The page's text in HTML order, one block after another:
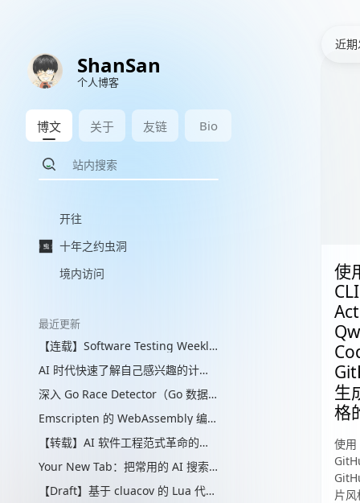
ShanSan
个人博客
博文 关于 友链 Bio
开往
十年之约虫洞
境内访问
最近更新
【连载】Software Testing Weekly 图文解读 with VLM
AI 时代快速了解自己感兴趣的计算机辅助的“制作工艺”管线
深入 Go Race Detector（Go 数据竞争检测器）：从编译器插桩到 ThreadSanitizer 运行时
Emscripten 的 WebAssembly 编译实现解析
【转载】AI 软件工程范式革命的思考
Your New Tab：把常用的 AI 搜索放进新标签页
【Draft】基于 cluacov 的 Lua 代码分支覆盖率统计：从行级近似到指令级精确
近
使
生
格
使用
片